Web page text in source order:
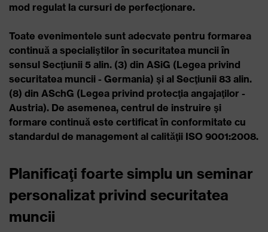
mod regulat la cursuri de perfecţionare.
Toate evenimentele sunt adecvate pentru formarea
continuă a specialiştilor în securitatea muncii în
sensul Secţiunii 5 alin. (3) din ASiG (Legea privind
securitatea muncii - Germania) şi al Secţiunii 83 alin.
(8) din ASchG (Legea privind protecţia angajaţilor -
Austria). De asemenea, centrul de instruire şi
formare continuă este certificat în conformitate cu
standardul de management al calităţii ISO 9001:2008.
Planificaţi foarte simplu un seminar
personalizat privind securitatea
muncii